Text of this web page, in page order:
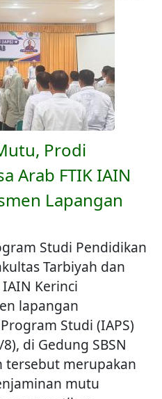
Prodi
Arab FTIK IAIN
Lapangan
Studi Pendidikan
Tarbiyah dan
Kerinci
lapangan
Studi (IAPS)
di Gedung SBSN
tersebut merupakan
mutu